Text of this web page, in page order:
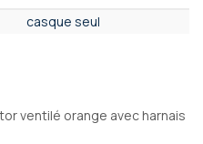
casque seul
ventilé orange avec harnais